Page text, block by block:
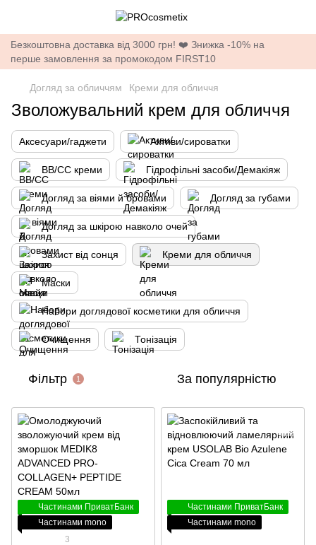
Безкоштовна доставка від 3000 грн! ❤️ Знижка -10% на
перше замовлення за промокодом FIRST10
Догляд за обличчям Креми для обличчя
Зволожувальний крем для обличчя
Аксесуари/гаджети Активи/сироватки
BB/CC креми Гідрофільні засоби/Демакіяж
Догляд за віями й бровами Догляд за губами
Догляд за шкірою навколо очей
Захист від сонця Креми для обличчя
Маски
Набори доглядової косметики для обличчя
Очищення Тонізація
Фільтр 1 За популярністю
Частинами ПриватБанк
Частинами mono
3
Частинами ПриватБанк
Частинами mono